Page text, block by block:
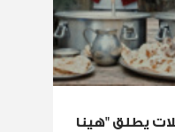
يطلق "هينا